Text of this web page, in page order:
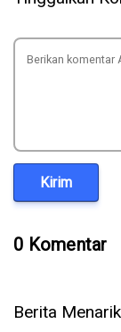
Kirim
0 Komentar
Berita